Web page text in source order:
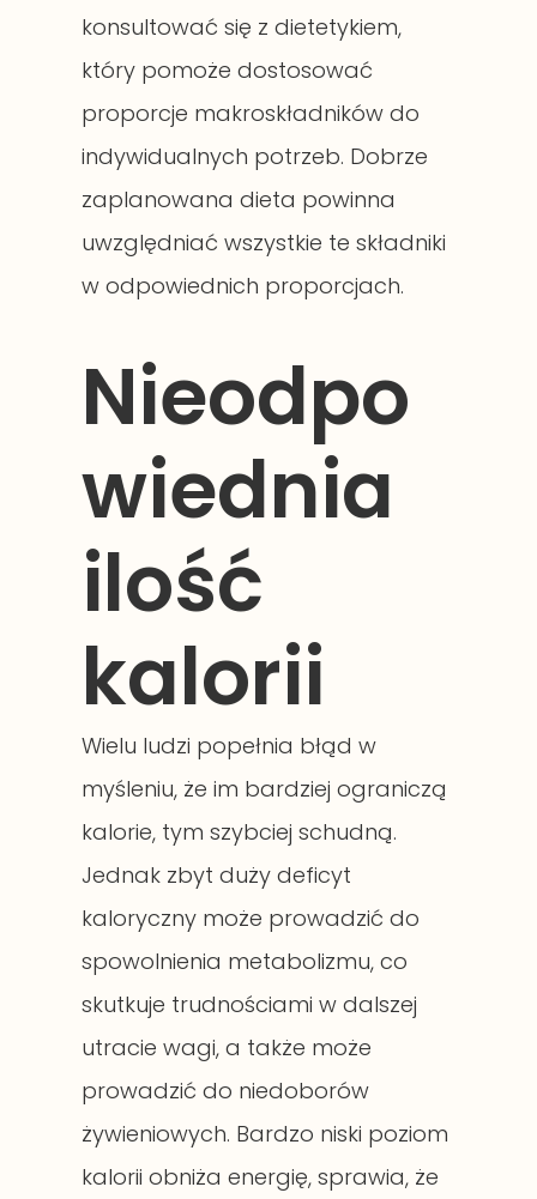
konsultować się z dietetykiem,
który pomoże dostosować
proporcje makroskładników do
indywidualnych potrzeb. Dobrze
zaplanowana dieta powinna
uwzględniać wszystkie te składniki
w odpowiednich proporcjach.
Nieodpo
wiednia
ilość
kalorii
Wielu ludzi popełnia błąd w
myśleniu, że im bardziej ograniczą
kalorie, tym szybciej schudną.
Jednak zbyt duży deficyt
kaloryczny może prowadzić do
spowolnienia metabolizmu, co
skutkuje trudnościami w dalszej
utracie wagi, a także może
prowadzić do niedoborów
żywieniowych. Bardzo niski poziom
kalorii obniża energię, sprawia, że